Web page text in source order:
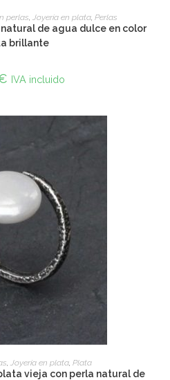
TO CART
perlas Joyería en plata Perlas
de agua dulce en color
brillante
IVA incluido
TO CART
, Joyería en plata, Plata
vieja con perla natural de